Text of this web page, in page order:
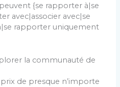
{se rapporter à|se
avec|associer avec|se
rapporter uniquement
la communauté de
de presque n’importe